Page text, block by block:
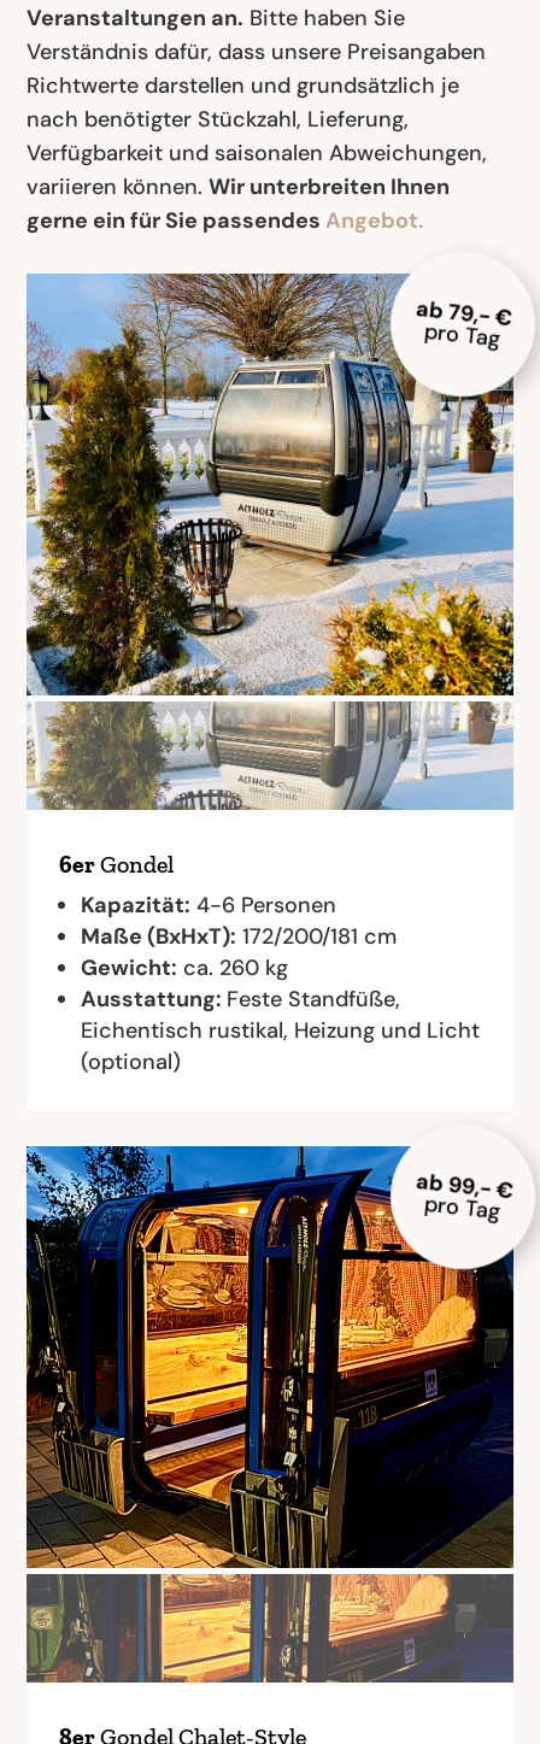
Veranstaltungen an. Bitte haben Sie
Verständnis dafür, dass unsere Preisangaben
Richtwerte darstellen und grundsätzlich je
nach benötigter Stückzahl, Lieferung,
Verfügbarkeit und saisonalen Abweichungen,
variieren können.Wir unterbreiten Ihnen
gerne ein für Sie passendesAngebot.
6erGondel
Kapazität: 4-6 Personen
Maße (BxHxT): 172/200/181 cm
Gewicht: ca. 260 kg
Ausstattung: Feste Standfüße,
Eichentisch rustikal, Heizung und Licht
(optional)
ab 79,- €
pro Tag
8erGondel Chalet-Style
ab 99,- €
pro Tag